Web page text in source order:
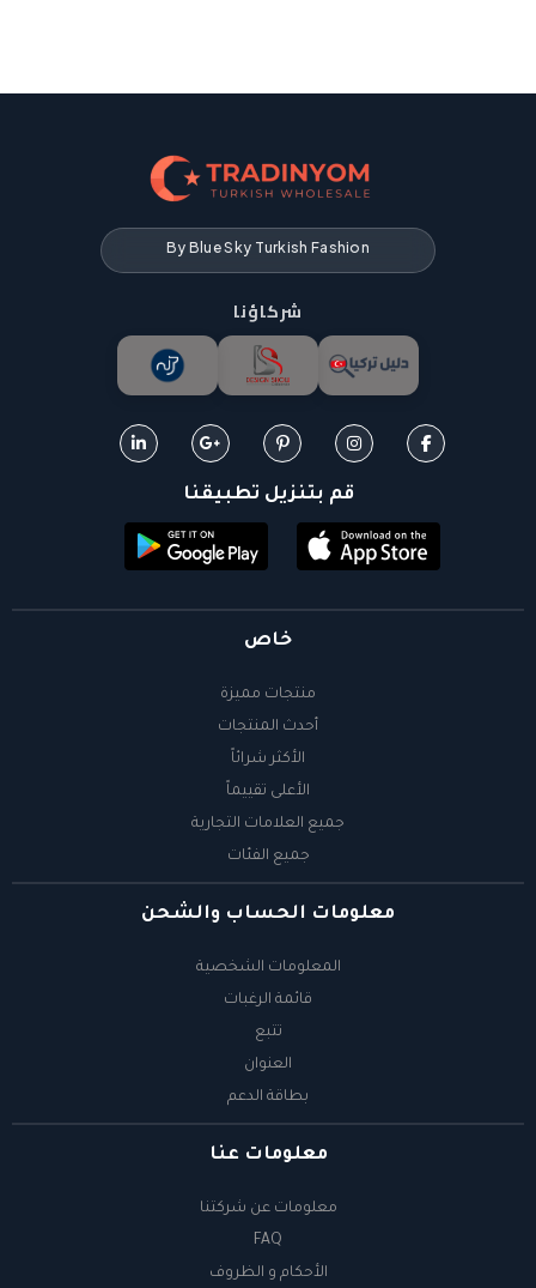
شركاؤنا
قم بتنزيل تطبيقنا
الأكثر شرائاً
الأعلى تقييماً
جميع العلامات التجارية
جميع الفئات
المعلومات الشخصية
العنوان
بطاقة الدعم
معلومات عنا
معلومات عن شركتنا
الأحكام و الظروف
سياسة الخصوصية
اتصل بنا